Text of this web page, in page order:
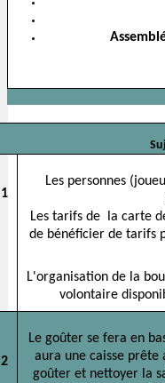
1
Les personnes
Les tarifs de la carte
de bénéficier de tarifs
L'organisation de la
volontaire
2
Le goûter se fera en
aura une caisse prête
goûter et nettoyer la